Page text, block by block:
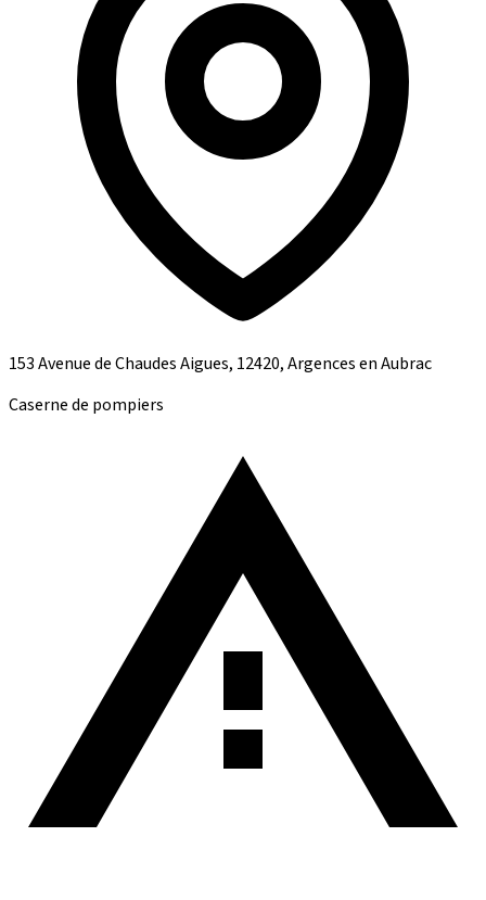
153 Avenue de Chaudes Aigues, 12420, Argences en Aubrac
Caserne de pompiers